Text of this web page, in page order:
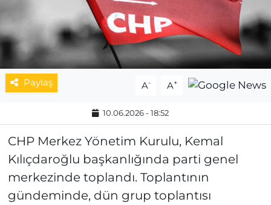
Paylaş A- A+
10.06.2026 - 18:52
CHP Merkez Yönetim Kurulu, Kemal
Kılıçdaroğlu başkanlığında parti genel
merkezinde toplandı. Toplantının
gündeminde, dün grup toplantısı